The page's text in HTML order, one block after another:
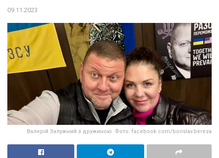
09.11.2023
Валерій Залужний з дружиною. Фото: facebook.com/borislav.bereza